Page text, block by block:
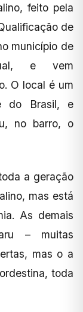
feito pela
de
município de
e vem
O local é um
do Brasil, e
no barro, o
a geração
mas está
As demais
– muitas
mas o a
toda